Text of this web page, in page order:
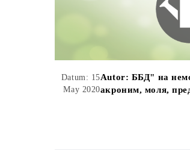
Datum: 15
May 2020
Autor: ББД" на
акроним, моля,